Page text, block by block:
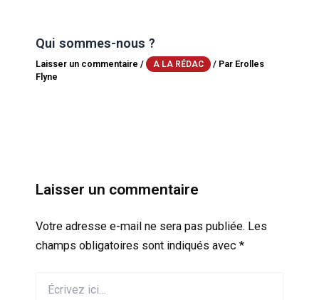
Qui sommes-nous ?
Laisser un commentaire / A LA RÉDAC / Par Erolles
Flyne
Laisser un commentaire
Votre adresse e-mail ne sera pas publiée. Les
champs obligatoires sont indiqués avec *
ici…